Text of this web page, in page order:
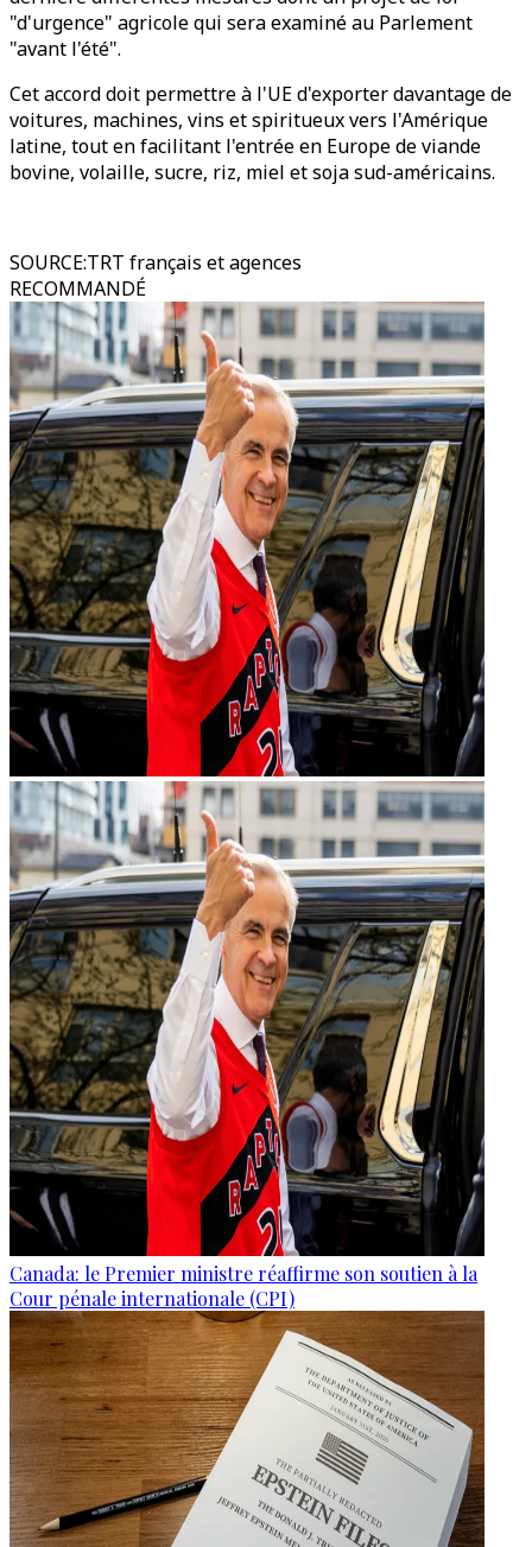
"d'urgence" agricole qui sera examiné au Parlement
"avant l'été".
Cet accord doit permettre à l'UE d'exporter davantage de
voitures, machines, vins et spiritueux vers l'Amérique
latine, tout en facilitant l'entrée en Europe de viande
bovine, volaille, sucre, riz, miel et soja sud-américains.
SOURCE:TRT français et agences
RECOMMANDÉ
Canada: le Premier ministre réaffirme son soutien à la
Cour pénale internationale (CPI)